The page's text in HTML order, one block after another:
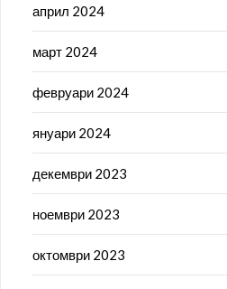
април 2024
март 2024
февруари 2024
януари 2024
декември 2023
ноември 2023
октомври 2023